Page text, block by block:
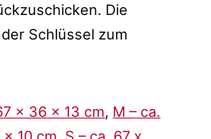
Die
Schlüssel zum
x 36 x 13 cm, M – ca.